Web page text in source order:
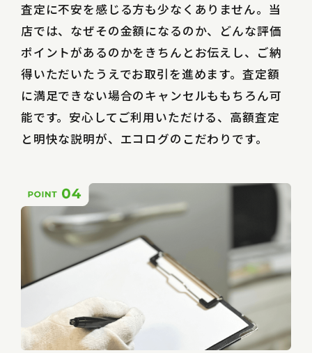
査定に不安を感じる方も少なくありません。当
店では、なぜその金額になるのか、どんな評価
ポイントがあるのかをきちんとお伝えし、ご納
得いただいたうえでお取引を進めます。査定額
に満足できない場合のキャンセルももちろん可
能です。安心してご利用いただける、高額査定
と明快な説明が、エコログのこだわりです。